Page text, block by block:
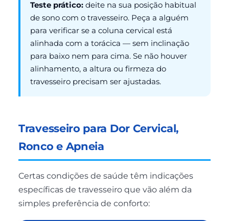
Teste prático: deite na sua posição habitual
de sono com o travesseiro. Peça a alguém
para verificar se a coluna cervical está
alinhada com a torácica — sem inclinação
para baixo nem para cima. Se não houver
alinhamento, a altura ou firmeza do
travesseiro precisam ser ajustadas.
Travesseiro para Dor Cervical,
Ronco e Apneia
Certas condições de saúde têm indicações
específicas de travesseiro que vão além da
simples preferência de conforto: